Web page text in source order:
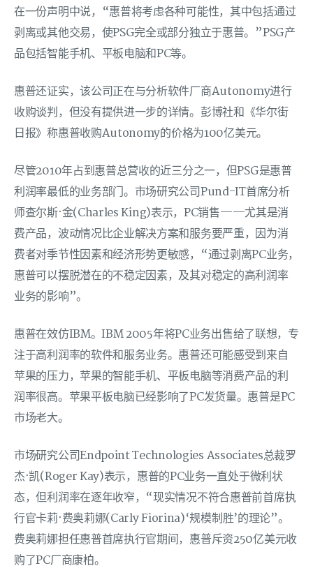
在一份声明中说，“惠普将考虑各种可能性，其中包括通过
剥离或其他交易，使PSG完全或部分独立于惠普。”PSG产
品包括智能手机、平板电脑和PC等。
惠普还证实，该公司正在与分析软件厂商Autonomy进行
收购谈判，但没有提供进一步的详情。彭博社和《华尔街
日报》称惠普收购Autonomy的价格为100亿美元。
尽管2010年占到惠普总营收的近三分之一，但PSG是惠普
利润率最低的业务部门。市场研究公司Pund-IT首席分析
师查尔斯·金(Charles King)表示，PC销售——尤其是消
费产品，波动情况比企业解决方案和服务要严重，因为消
费者对季节性因素和经济形势更敏感，“通过剥离PC业务，
惠普可以摆脱潜在的不稳定因素，及其对稳定的高利润率
业务的影响”。
惠普在效仿IBM。IBM 2005年将PC业务出售给了联想，专
注于高利润率的软件和服务业务。惠普还可能感受到来自
苹果的压力，苹果的智能手机、平板电脑等消费产品的利
润率很高。苹果平板电脑已经影响了PC发货量。惠普是PC
市场老大。
市场研究公司Endpoint Technologies Associates总裁罗
杰·凯(Roger Kay)表示，惠普的PC业务一直处于微利状
态，但利润率在逐年收窄，“现实情况不符合惠普前首席执
行官卡莉·费奥莉娜(Carly Fiorina)‘规模制胜’的理论”。
费奥莉娜担任惠普首席执行官期间，惠普斥资250亿美元收
购了PC厂商康柏。